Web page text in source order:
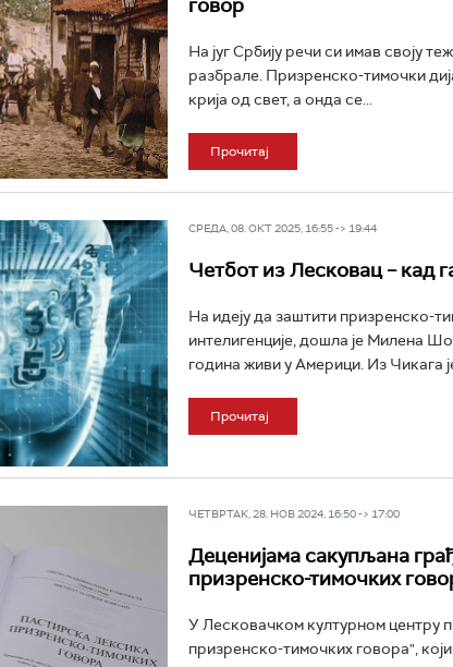
говор
На југ Србију речи си имав своју
разбрале. Призренско-тимочки
крија од свет, а онда се...
Прочитај
СРЕДА, 08. ОКТ 2025, 16:55 -> 19:44
Четбот из Лесковац – кад
На идеју да заштити призренско-
интелигенције, дошла је Милена
година живи у Америци. Из Чикага
Прочитај
ЧЕТВРТАК, 28. НОВ 2024, 16:50 -> 17:00
Деценијама сакупљана
призренско-тимочких
У Лесковачком културном центру
призренско-тимочких говора",